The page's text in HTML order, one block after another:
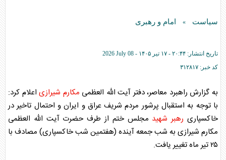
سیاست » امام و رهبری
تاریخ انتشار: ۲۰:۴۴ - ۱۷ تير ۱۴۰۵ -
2026 July 08
کد خبر: ۳۱۲۸۱۷
به گزارش راهبرد معاصر، دفتر آیت الله العظمی مکارم شیرازیاعلام کرد:
با توجه به استقبال پرشور مردم شریف عراق و ایران و احتمال تاخیر در
خاکسپاری رهبر شهید مجلس ختم از طرف حضرت آیت الله العظمی
مکارم شیرازی به شب جمعه آینده (هفتمین شب خاکسپاری) مصادف با
۲۵ تیر ماه تغییر یافت.